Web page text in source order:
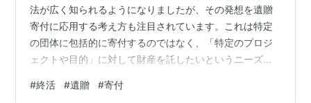
法が広く知られるようになりましたが、その発想を遺贈
寄付に応用する考え方も注目されています。これは特定
の団体に包括的に寄付するのではなく、「特定のプロジ
ェクトや目的」に対して財産を託したいというニーズに
てほしい」「特定の医療研究に使ってほしい」といっ
#終活 #遺贈 #寄付